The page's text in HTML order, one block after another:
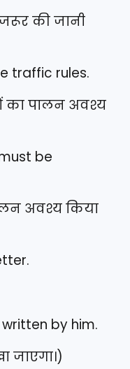
जरूर की जानी
traffic rules.
का पालन अवश्य
be
अवश्य किया
by him.
जाएगा।)